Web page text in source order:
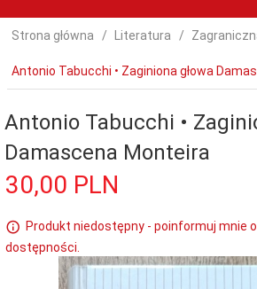
Strona główna Literatura
Antonio Tabucchi • Zaginiona głowa
Antonio Tabucchi •
Damascena Monteira
30,00 PLN
Produkt niedostępny - poinformuj mnie
dostępności.